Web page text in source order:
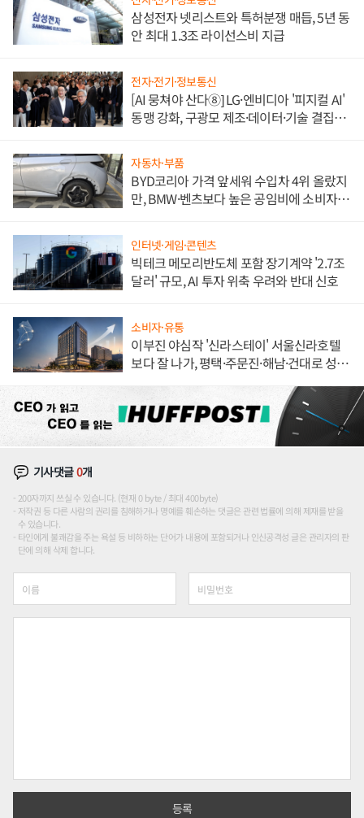
삼성전자 넷리스트와 특허분쟁 매듭, 5년 동
안 최대 1.3조 라이선스비 지급
전자·전기·정보통신
[AI 뭉쳐야 산다⑧] LG·엔비디아 '피지컬 AI'
동맹 강화, 구광모 제조·데이터·기술 결집
자동차·부품
BYD코리아 가격 앞세워 수입차 4위 올랐지
만, BMW·벤츠보다 높은 공임비에 소비자
인터넷·게임·콘텐츠
빅테크 메모리반도체 포함 장기계약 '2.7조
달러' 규모, AI 투자 위축 우려와 반대 신호
소비자·유통
이부진 야심작 '신라스테이' 서울신라호텔
보다 잘 나가, 평택·주문진·해남·건대로 성
기사댓글0개
200자까지 쓰실 수 있습니다. (현재 0 byte / 최대 400byte)
저작권 등 다른 사람의 권리를 침해하거나 명예를 훼손하는 댓글은 관련 법률에 의해 제재를 받을
수 있습니다.
타인에게 불쾌감을 주는 욕설 등 비하하는 단어가 내용에 포함되거나 인신공격성 글은 관리자의 판
단에 의해 삭제 합니다.